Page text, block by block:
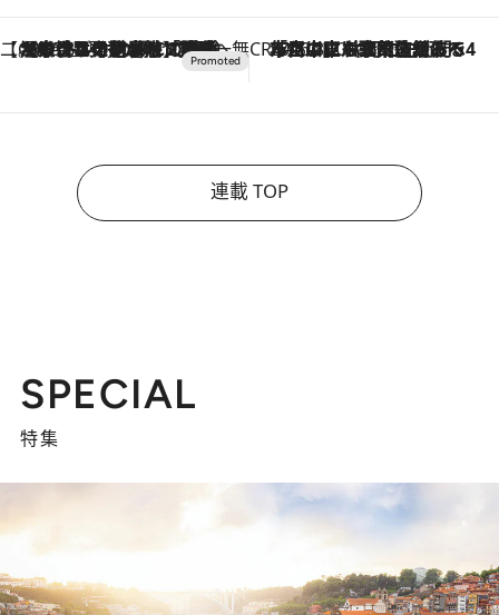
【CREA×星野リゾート】唯一無二。癒しと発見が待つ場所へ
2026.8.7
【トンボの足水浴】ヒノキの香りに包まれて涼感マックス！約13℃の湧水かけ流しを避暑地「星野温泉 トンボの湯」で体験 CREA'S CHOICE
2026.8.7
「立川にも歌舞伎があるんだよ」 片岡仁左衛門・市川中車ら豪華座組みで4年目の立川立飛歌舞伎へ
連載 TOP
SPECIAL
特集